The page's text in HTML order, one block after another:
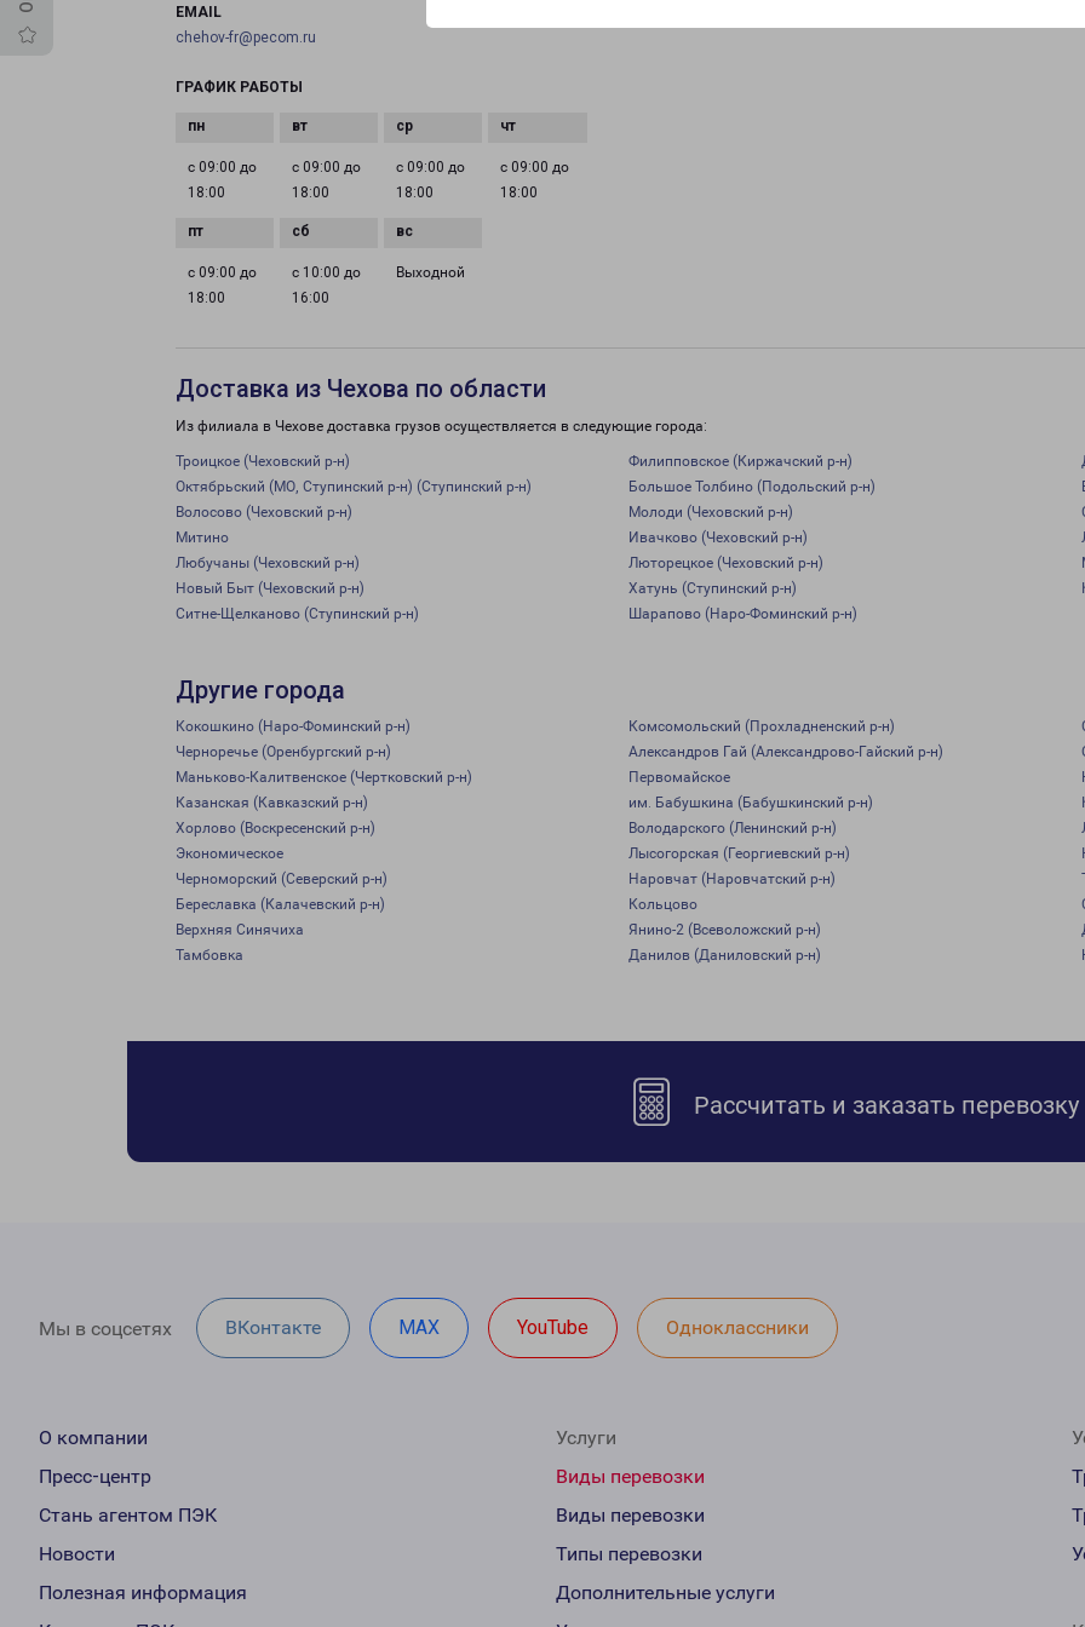
EMAIL
chehov-fr@pecom.ru
ГРАФИК РАБОТЫ
с 09:00 до
18:00
с 09:00 до
18:00
с 09:00 до
18:00
с 09:00 до
18:00
с 09:00 до
18:00
с 10:00 до
16:00
Выходной
Доставка из Чехова по области
Из филиала в Чехове доставка грузов осуществляется в следующие города:
Троицкое (Чеховский р-н) Филипповское (Киржачский р-н)
Октябрьский (МО, Ступинский р-н) (Ступинский р-н)
Большое Толбино (Подольский р-н)
Волосово (Чеховский р-н)
Молоди (Чеховский р-н)
Митино
Ивачково (Чеховский р-н)
Любучаны (Чеховский р-н)
Люторецкое (Чеховский р-н)
Новый Быт (Чеховский р-н)
Хатунь (Ступинский р-н)
Ситне-Щелканово (Ступинский р-н)
Шарапово (Наро-Фоминский р-н)
Другие города
Кокошкино (Наро-Фоминский р-н) Комсомольский (Прохладненский р-н)
Черноречье (Оренбургский р-н)
Александров Гай (Александрово-Гайский р-н)
Маньково-Калитвенское (Чертковский р-н)
Первомайское
Казанская (Кавказский р-н)
им. Бабушкина (Бабушкинский р-н)
Хорлово (Воскресенский р-н)
Володарского (Ленинский р-н)
Экономическое
Лысогорская (Георгиевский р-н)
Черноморский (Северский р-н)
Наровчат (Наровчатский р-н)
Береславка (Калачевский р-н)
Кольцово
Верхняя Синячиха
Янино-2 (Всеволожский р-н)
Тамбовка
Данилов (Даниловский р-н)
Рассчитать и заказать перевозку
Мы в соцсетях ВКонтакте MAX YouTube Одноклассники
О компании
Пресс-центр
Стань агентом ПЭК
Новости
Полезная информация
Услуги
Виды перевозки
Виды перевозки
Типы перевозки
Дополнительные услуги